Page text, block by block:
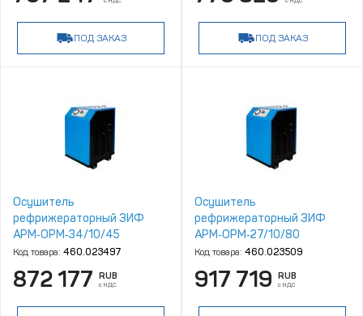
ПОД ЗАКАЗ ПОД ЗАКАЗ
Осушитель
рефрижераторный ЗИФ
АРМ‑ОРМ‑34/10/45
Код товара: 460.023497
872 177 RUB
с НДС
Осушитель
рефрижераторный ЗИФ
АРМ‑ОРМ‑27/10/80
Код товара: 460.023509
917 719 RUB
с НДС